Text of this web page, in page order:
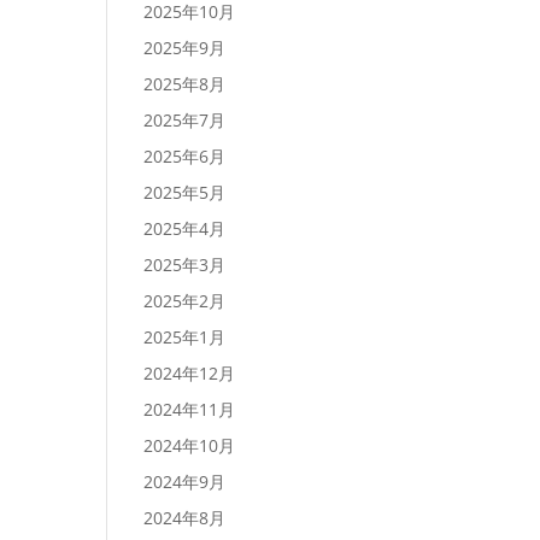
2025年10月
2025年9月
2025年8月
2025年7月
2025年6月
2025年5月
2025年4月
2025年3月
2025年2月
2025年1月
2024年12月
2024年11月
2024年10月
2024年9月
2024年8月